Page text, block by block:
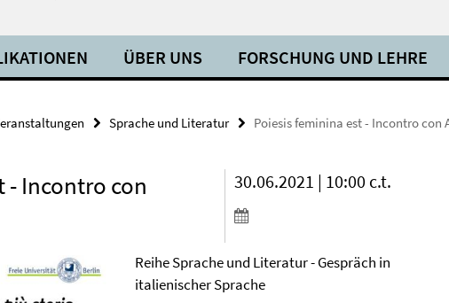
ÜBER UNS FORSCHUNG UND LEHRE
Sprache und Literatur Poiesis feminina est - Incontro con
- Incontro con
30.06.2021 | 10:00 c.t.
Reihe Sprache und Literatur - Gespräch in
italienischer Sprache